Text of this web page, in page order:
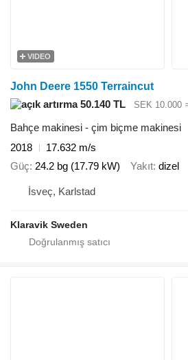
VIDEO
John Deere 1550 Terraincut
50.140 TL
SEK 10.000
Bahçe makinesi - çim biçme makinesi
2018
17.632 m/s
Güç 24.2 bg (17.79 kW) Yakıt dizel
İsveç, Karlstad
Klaravik Sweden